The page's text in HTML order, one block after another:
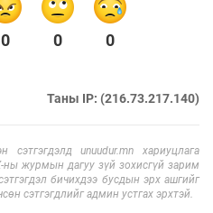
0 0 0
Таны IP: (216.73.217.140)
unuudur.mn хариуцлага
журмын дагуу зүй зохисгүй зарим
бичихдээ бусдын эрх ашгийг
сэтгэгдлийг админ устгах эрхтэй.